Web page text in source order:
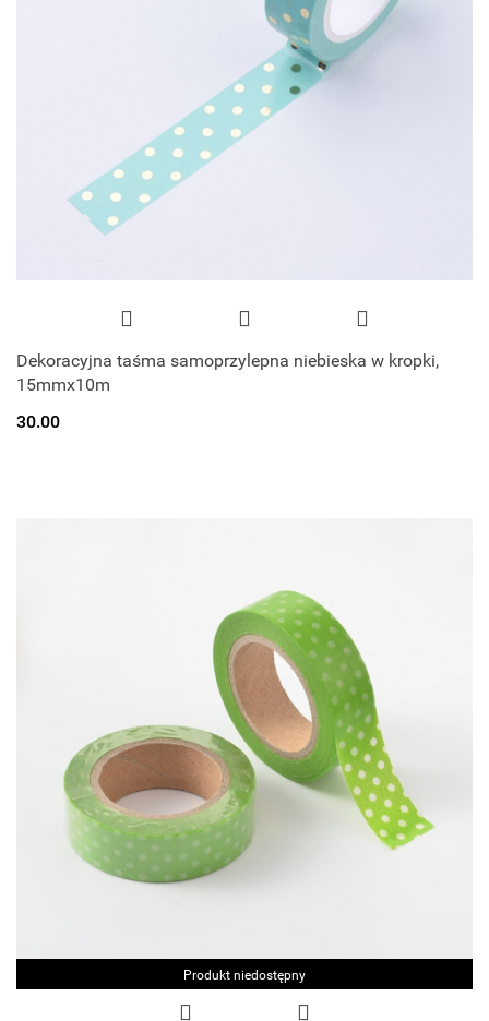
Dekoracyjna taśma samoprzylepna niebieska w kropki,
15mmx10m
30.00
Produkt niedostępny